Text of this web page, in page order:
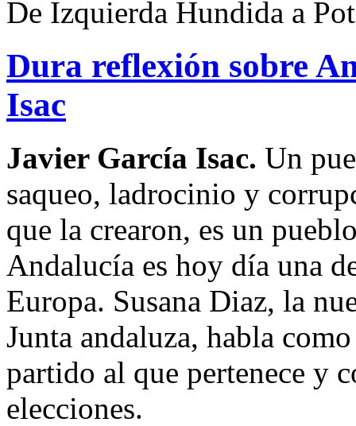
De Izquierda Hundida a
Dura reflexión sobre
Isac
Javier García Isac. Un
saqueo, ladrocinio y
que la crearon, es un
Andalucía es hoy día una
Europa. Susana Diaz, la
Junta andaluza, habla
partido al que pertenece y
elecciones.